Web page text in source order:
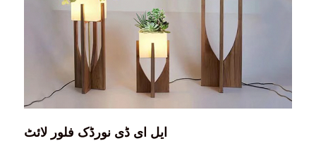
ایل ای ڈی نورڈک فلور لائٹ